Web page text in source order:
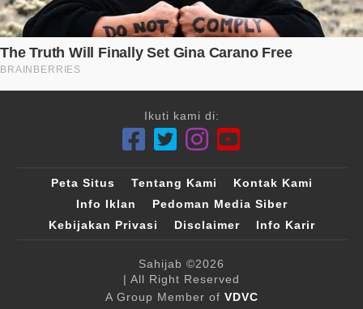
Ikuti kami di:
Peta Situs Tentang Kami
Kontak Kami
Info Iklan
Pedoman Media Siber
Kebijakan Privasi
Disclaimer Info Karir
Sahijab ©2026
| All Right Reserved
A Group Member of VDVC